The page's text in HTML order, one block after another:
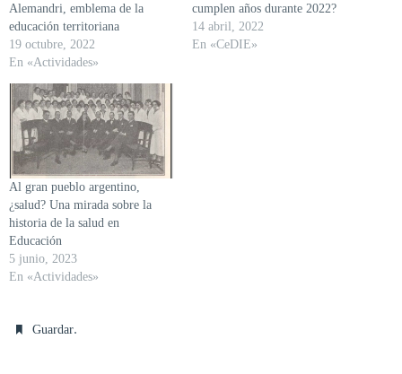
Alemandri, emblema de la
educación territoriana
19 octubre, 2022
En «Actividades»
cumplen años durante 2022?
14 abril, 2022
En «CeDIE»
Al gran pueblo argentino,
¿salud? Una mirada sobre la
historia de la salud en
Educación
5 junio, 2023
En «Actividades»
Guardar.